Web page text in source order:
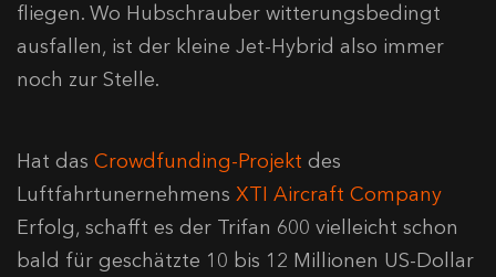
fliegen. Wo Hubschrauber witterungsbedingt
ausfallen, ist der kleine Jet-Hybrid also immer
noch zur Stelle.
Hat das Crowdfunding-Projekt des
Luftfahrtunernehmens XTI Aircraft Company
Erfolg, schafft es der Trifan 600 vielleicht schon
bald für geschätzte 10 bis 12 Millionen US-Dollar